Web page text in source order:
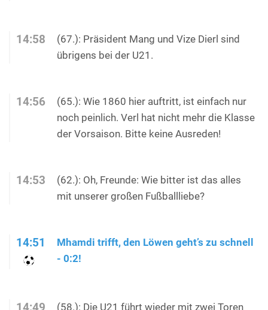
14:58
(67.): Präsident Mang und Vize Dierl sind
übrigens bei der U21.
14:56
(65.): Wie 1860 hier auftritt, ist einfach nur
noch peinlich. Verl hat nicht mehr die Klasse
der Vorsaison. Bitte keine Ausreden!
14:53
(62.): Oh, Freunde: Wie bitter ist das alles
mit unserer großen Fußballliebe?
14:51
Mhamdi trifft, den Löwen geht’s zu schnell
- 0:2!
(58.): Die U21 führt wieder mit zwei Toren